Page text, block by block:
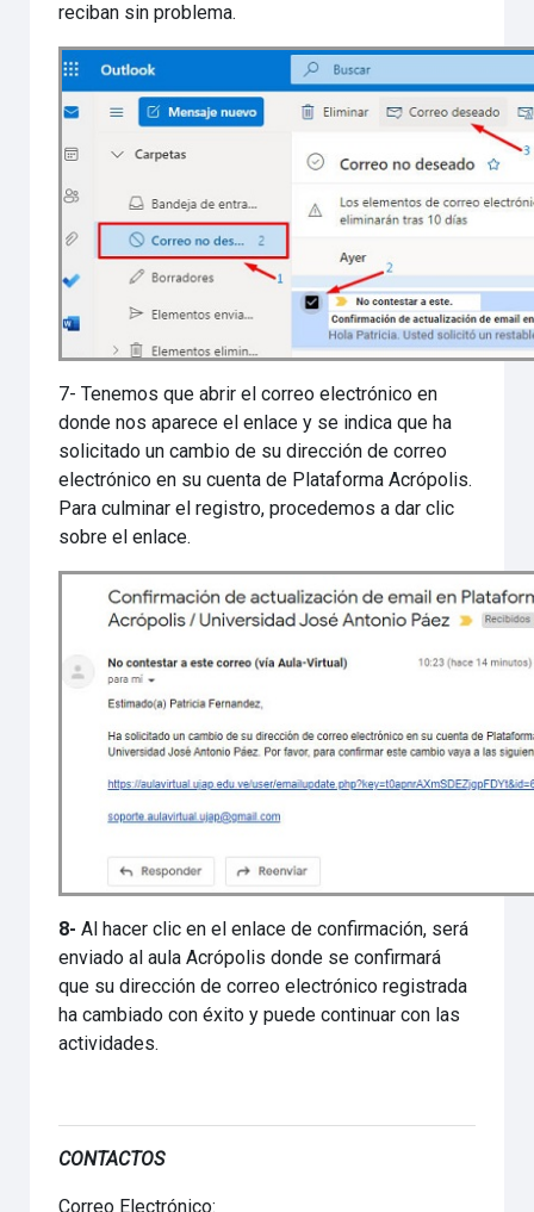
reciban sin problema.
7- Tenemos que abrir el correo electrónico en
donde nos aparece el enlace y se indica que ha
solicitado un cambio de su dirección de correo
electrónico en su cuenta de Plataforma Acrópolis.
Para culminar el registro, procedemos a dar clic
sobre el enlace.
8-Al hacer clic en el enlace de confirmación, será
enviado al aula Acrópolis donde se confirmará
que su dirección de correo electrónico registrada
ha cambiado con éxito y puede continuar con las
actividades.
CONTACTOS
Correo Electrónico: